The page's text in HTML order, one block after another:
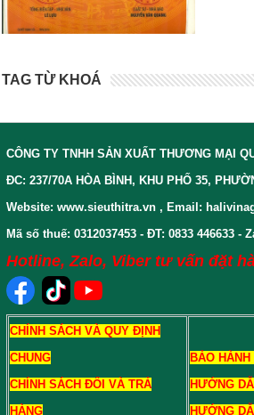
TAG TỪ KHOÁ
CÔNG TY TNHH SẢN XUẤT THƯƠNG MẠI
ĐC: 237/70A HÒA BÌNH, KHU PHỐ 35,
Website: www.sieuthitra.vn , Email:
Mã số thuế: 0312037453 - ĐT: 0833 446633 -
Hotline, Zalo, Viber tư vấn đặt
CHÍNH SÁCH VÀ QUY ĐỊNH
CHUNG
CHÍNH SÁCH ĐỔI VÀ TRẢ
HÀNG
BẢO
HƯỚNG
HƯỚNG